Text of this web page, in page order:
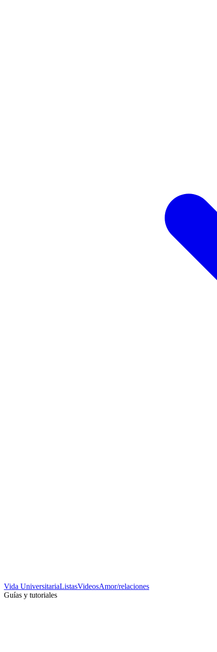
Vida UniversitariaListasVideosAmor/relaciones
Guías y tutoriales